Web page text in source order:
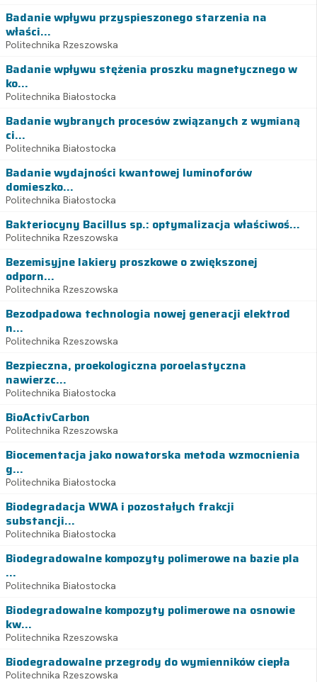
Badanie wpływu przyspieszonego starzenia na
właści...
Politechnika Rzeszowska
Badanie wpływu stężenia proszku magnetycznego w
ko...
Politechnika Białostocka
Badanie wybranych procesów związanych z wymianą
ci...
Politechnika Białostocka
Badanie wydajności kwantowej luminoforów
domieszko...
Politechnika Białostocka
Bakteriocyny Bacillus sp.: optymalizacja właściwoś...
Politechnika Rzeszowska
Bezemisyjne lakiery proszkowe o zwiększonej
odporn...
Politechnika Rzeszowska
Bezodpadowa technologia nowej generacji elektrod
n...
Politechnika Rzeszowska
Bezpieczna, proekologiczna poroelastyczna
nawierzc...
Politechnika Białostocka
BioActivCarbon
Politechnika Rzeszowska
Biocementacja jako nowatorska metoda wzmocnienia
g...
Politechnika Białostocka
Biodegradacja WWA i pozostałych frakcji
substancji...
Politechnika Białostocka
Biodegradowalne kompozyty polimerowe na bazie pla
...
Politechnika Białostocka
Biodegradowalne kompozyty polimerowe na osnowie
kw...
Politechnika Rzeszowska
Biodegradowalne przegrody do wymienników ciepła
Politechnika Rzeszowska